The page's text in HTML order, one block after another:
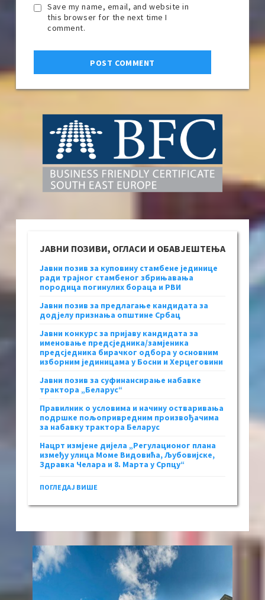
Save my name, email, and website in
this browser for the next time I
comment.
ЈАВНИ ПОЗИВИ, ОГЛАСИ И ОБАВЈЕШТЕЊА
Јавни позив за куповину стамбене јединице
ради трајног стамбеног збрињавања
породица погинулих бораца и РВИ
Јавни позив за предлагање кандидата за
додјелу признања општине Србац
Јавни конкурс за пријаву кандидата за
именовање предсједника/замјеника
предсједника бирачког одбора у основним
изборним јединицама у Босни и Херцеговини
Јавни позив за суфинансирање набавке
трактора „Беларус“
Правилник о условима и начину остваривања
подршке пољопривредним произвођачима
за набавку трактора Беларус
Нацрт измјене дијела „Регулационог плана
између улица Моме Видовића, Љубовијске,
Здравка Челара и 8. Марта у Српцу“
ПОГЛЕДАЈ ВИШЕ